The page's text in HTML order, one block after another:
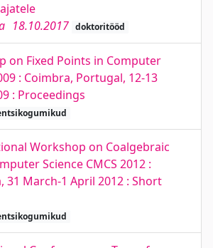
18.10.2017 doktoritööd
on Fixed Points in Computer
: Coimbra, Portugal, 12-13
: Proceedings
Workshop on Coalgebraic
Science CMCS 2012 :
31 March-1 April 2012 : Short